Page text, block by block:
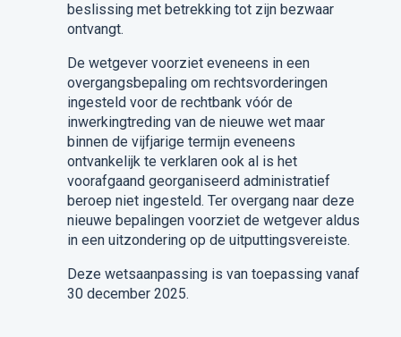
beslissing met betrekking tot zijn bezwaar
ontvangt.
De wetgever voorziet eveneens in een
overgangsbepaling om rechtsvorderingen
ingesteld voor de rechtbank vóór de
inwerkingtreding van de nieuwe wet maar
binnen de vijfjarige termijn eveneens
ontvankelijk te verklaren ook al is het
voorafgaand georganiseerd administratief
beroep niet ingesteld. Ter overgang naar deze
nieuwe bepalingen voorziet de wetgever aldus
in een uitzondering op de uitputtingsvereiste.
Deze wetsaanpassing is van toepassing vanaf
30 december 2025.